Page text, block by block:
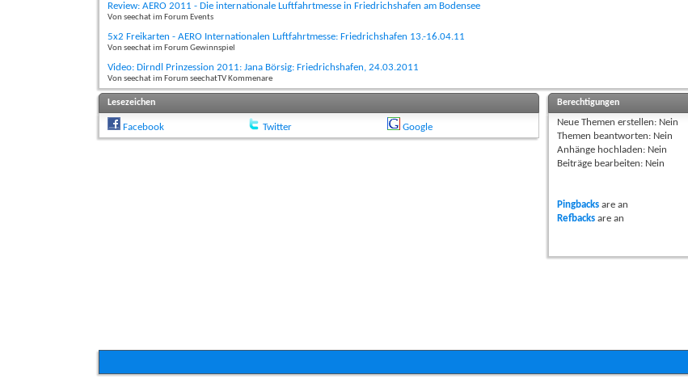
Review: AERO 2011 - Die internationale Luftfahrtmesse in Friedrichshafen am Bodensee
Von seechat im Forum Events
5x2 Freikarten - AERO Internationalen Luftfahrtmesse: Friedrichshafen 13.-16.04.11
Von seechat im Forum Gewinnspiel
Video: Dirndl Prinzession 2011: Jana Börsig: Friedrichshafen, 24.03.2011
Von seechat im Forum seechatTV Kommenare
Lesezeichen
Facebook Twitter Google
Berechtigungen
Neue Themen erstellen: Nein
Themen beantworten: Nein
Anhänge hochladen: Nein
Beiträge bearbeiten: Nein
Pingbacksare an
Refbacksare an